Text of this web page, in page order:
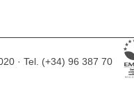
· Tel. (+34) 96 387 70